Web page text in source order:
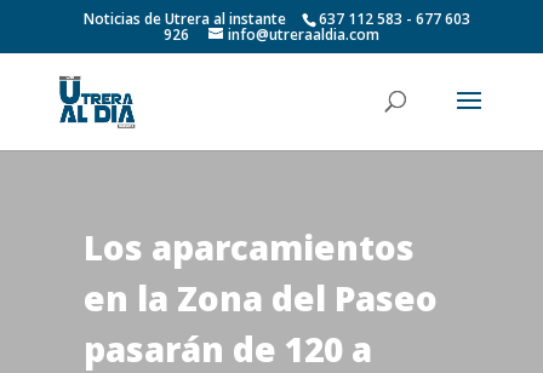
Noticias de Utrera al instante 637 112 583 - 677 603
926 info@utreraaldia.com
Los aparcamientos
en la Zona del Paseo
pasarán de 120 a